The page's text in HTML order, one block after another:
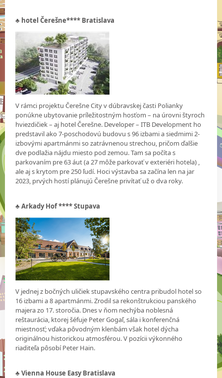
♣ hotel Čerešne**** Bratislava
V rámci projektu Čerešne City v dúbravskej časti Polianky
ponúkne ubytovanie príležitostným hosťom – na úrovni štyroch
hviezdičiek – aj hotel Čerešne. Developer – ITB Development ho
predstavil ako 7-poschodovú budovu s 96 izbami a siedmimi 2-
izbovými apartmánmi so zatrávnenou strechou, pričom ďalšie
dve podlažia nájdu miesto pod zemou. Tam sa počíta s
parkovaním pre 63 áut (a 27 môže parkovať v exteriéri hotela) ,
ale aj s krytom pre 250 ľudí. Hoci výstavba sa začína len na jar
2023, prvých hostí plánujú Čerešne privítať už o dva roky.
♣Arkady Hof **** Stupava
V jednej z bočných uličiek stupavského centra pribudol hotel so
16 izbami a 8 apartmánmi. Zrodil sa rekonštrukciou panského
majera zo 17. storočia. Dnes v ňom nechýba noblesná
reštaurácia, ktorej šéfuje Peter Gogaľ, sála i konferenčná
miestnosť; vďaka pôvodným klenbám však hotel dýcha
originálnou historickou atmosférou. V pozícii výkonného
riaditeľa pôsobí Peter Hain.
♣ Vienna House Easy Bratislava